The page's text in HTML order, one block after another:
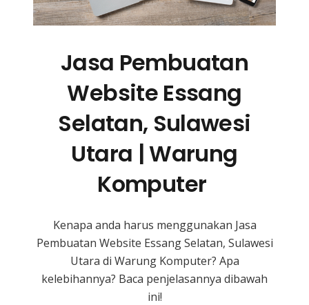
Jasa Pembuatan
Website Essang
Selatan, Sulawesi
Utara | Warung
Komputer
Kenapa anda harus menggunakan Jasa
Pembuatan Website Essang Selatan, Sulawesi
Utara di Warung Komputer? Apa
kelebihannya? Baca penjelasannya dibawah
ini!